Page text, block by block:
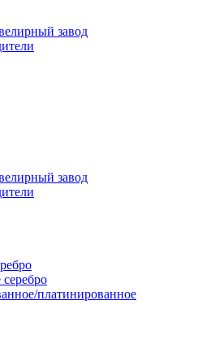
завод
завод
платинированное